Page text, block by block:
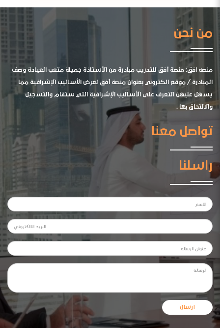
من نحن
منصه افق: منصة أفق للتدريب مبادرة من الأستاذة جميلة متعب العيادة وصف
المبادرة / موقع الكتروني بعنوان منصة أفق لعرض الأساليب الإشرافية مما
يسهل عليهن التعرف على الأساليب الإشرافية التي ستقام والتسجيل
والالتحاق بها .
تواصل معنا
راسلنا
ارسال